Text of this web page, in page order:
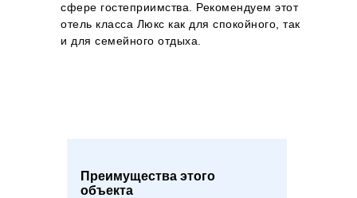
сфере гостеприимства. Рекомендуем этот
отель класса Люкс как для спокойного, так
и для семейного отдыха.
Преимущества этого
объекта